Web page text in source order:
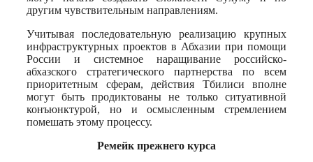
другим чувствительным направлениям.
Учитывая последовательную реализацию крупных
инфраструктурных проектов в Абхазии при помощи
России и системное наращивание российско-
абхазского стратегического партнерства по всем
приоритетным сферам, действия Тбилиси вполне
могут быть продиктованы не только ситуативной
конъюнктурой, но и осмысленным стремлением
помешать этому процессу.
Ремейк прежнего курса